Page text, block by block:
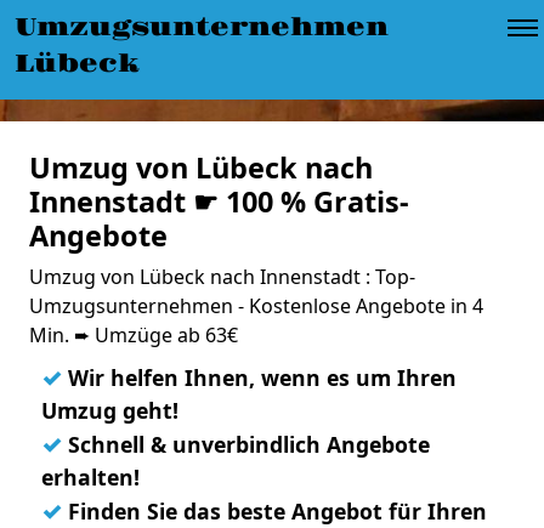
Umzugsunternehmen
Lübeck
Umzug von Lübeck nach
Innenstadt ☛ 100 % Gratis-
Angebote
Umzug von Lübeck nach Innenstadt : Top-
Umzugsunternehmen - Kostenlose Angebote in 4
Min. ➨ Umzüge ab 63€
✓ Wir helfen Ihnen, wenn es um Ihren
Umzug geht!
✓ Schnell & unverbindlich Angebote
erhalten!
✓ Finden Sie das beste Angebot für Ihren